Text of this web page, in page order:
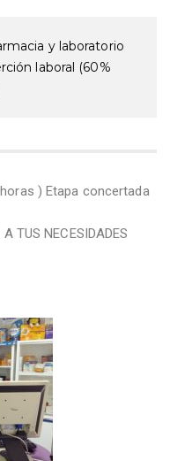
y laboratorio
laboral (60%
) Etapa concertada
TUS NECESIDADES